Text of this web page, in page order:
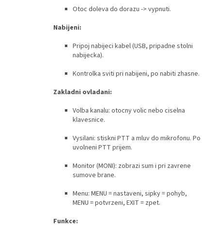
Otoc doleva do dorazu -> vypnuti.
Nabijeni:
Pripoj nabijeci kabel (USB, pripadne stolni
nabijecka).
Kontrolka sviti pri nabijeni, po nabiti zhasne.
Zakladni ovladani:
Volba kanalu: otocny volic nebo ciselna
klavesnice.
Vysilani: stiskni PTT a mluv do mikrofonu. Po
uvolneni PTT prijem.
Monitor (MONI): zobrazi sum i pri zavrene
sumove brane.
Menu: MENU = nastaveni, sipky = pohyb,
MENU = potvrzeni, EXIT = zpet.
Funkce: